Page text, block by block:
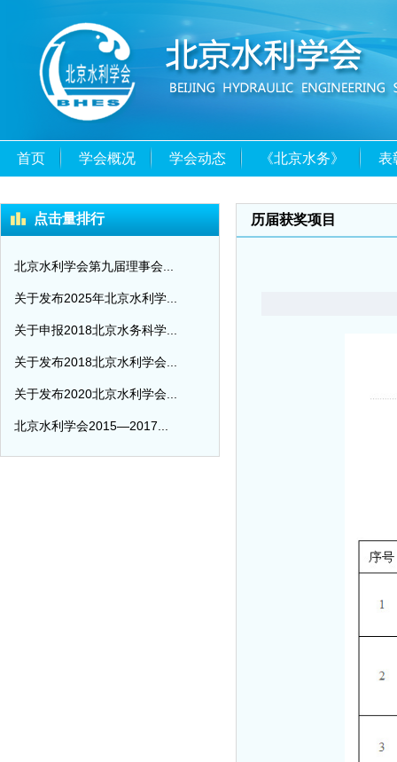
首页 学会概况 学会动态 《北京水务》 表
点击量排行
北京水利学会第九届理事会...
关于发布2025年北京水利学...
关于申报2018北京水务科学...
关于发布2018北京水利学会...
关于发布2020北京水利学会...
北京水利学会2015—2017...
历届获奖项目